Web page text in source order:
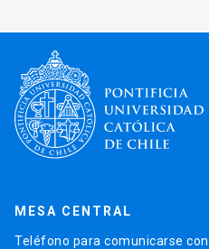
MESA CENTRAL
Teléfono para comunicarse